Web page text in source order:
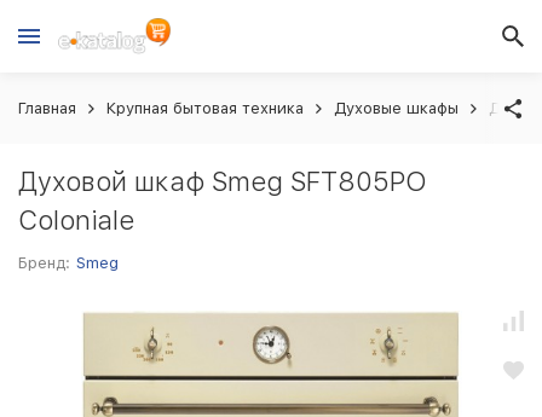
Главная Крупная бытовая техника Духовые шкафы
Духовой шкаф Smeg SFT805PO
Coloniale
Бренд: Smeg